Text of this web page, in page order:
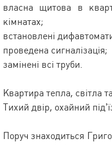
власна щитова в
кімнатах;
встановлені
проведена сигналізація;
замінені всі труби.
Квартира тепла, світла
Тихий двір, охайний
Поруч знаходиться